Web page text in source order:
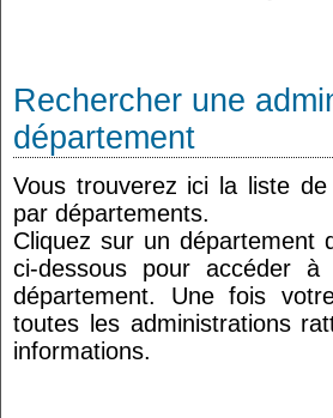
Rechercher une
département
Vous trouverez ici la liste
par départements.
Cliquez sur un
ci-dessous pour accéder
département. Une fois
toutes les administrations
informations.